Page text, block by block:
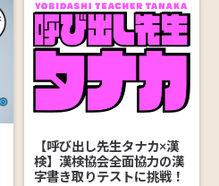
【呼び出し先生タナカ×漢
検】漢検協会全面協力の漢
字書き取りテストに挑戦！